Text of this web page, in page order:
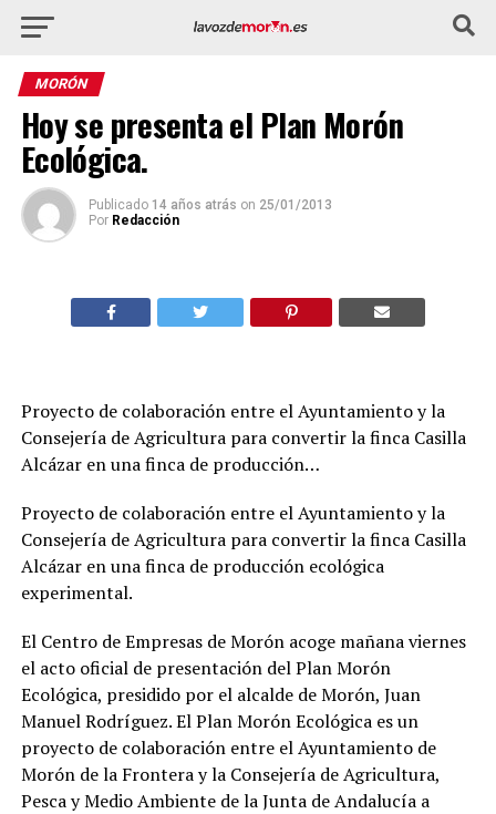
MORÓN
Hoy se presenta el Plan Morón
Ecológica.
Publicado 14 años atrás on 25/01/2013
Por Redacción
Proyecto de colaboración entre el Ayuntamiento y la
Consejería de Agricultura para convertir la finca Casilla
Alcázar en una finca de producción…
Proyecto de colaboración entre el Ayuntamiento y la
Consejería de Agricultura para convertir la finca Casilla
Alcázar en una finca de producción ecológica
experimental.
El Centro de Empresas de Morón acoge mañana viernes
el acto oficial de presentación del Plan Morón
Ecológica, presidido por el alcalde de Morón, Juan
Manuel Rodríguez. El Plan Morón Ecológica es un
proyecto de colaboración entre el Ayuntamiento de
Morón de la Frontera y la Consejería de Agricultura,
Pesca y Medio Ambiente de la Junta de Andalucía a